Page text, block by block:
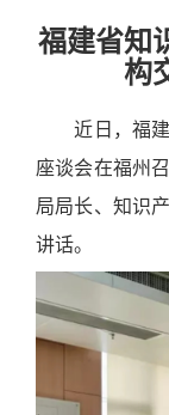
福建省知
构
近日，福建
座谈会在福州
局局长、知识
讲话。